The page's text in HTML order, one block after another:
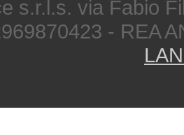
s.r.l.s. via Fabio
- REA